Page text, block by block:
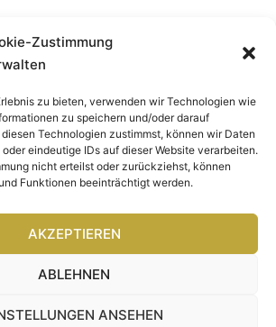
Zustimmung
zu bieten, verwenden wir Technologien wie
zu speichern und/oder darauf
Technologien zustimmst, können wir Daten
eindeutige IDs auf dieser Website verarbeiten.
nicht erteilst oder zurückziehst, können
Funktionen beeinträchtigt werden.
AKZEPTIEREN
ABLEHNEN
ANSEHEN
36
inhaltlicher Kontrolle übernehmen wir
die Inhalte externer Links. Für den
Seiten sind ausschließlich deren